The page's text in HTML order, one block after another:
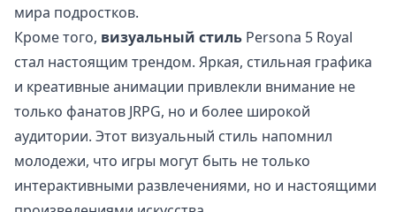
мира подростков.
Кроме того, визуальный стиль Persona 5 Royal
стал настоящим трендом. Яркая, стильная графика
и креативные анимации привлекли внимание не
только фанатов JRPG, но и более широкой
аудитории. Этот визуальный стиль напомнил
молодежи, что игры могут быть не только
интерактивными развлечениями, но и настоящими